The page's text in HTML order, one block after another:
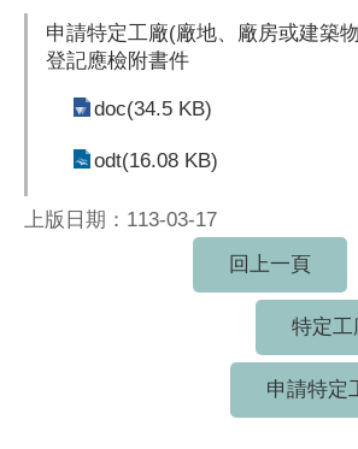
申請特定工廠(廠地、廠房或建築
登記應檢附書件
doc(34.5 KB)
odt(16.08 KB)
上版日期：113-03-17
回上一頁
特定
申請特定